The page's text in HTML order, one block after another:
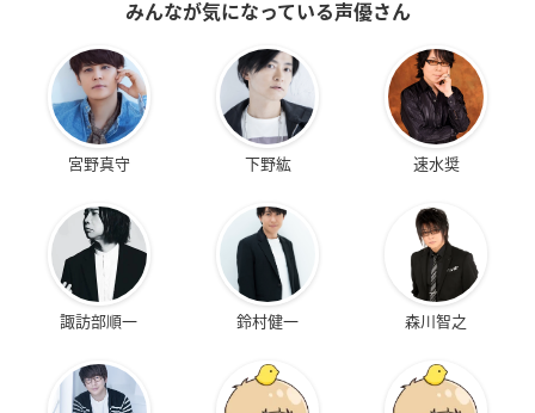
みんなが気になっている声優さん
宮野真守 下野紘 速水奨
諏訪部順一 鈴村健一 森川智之